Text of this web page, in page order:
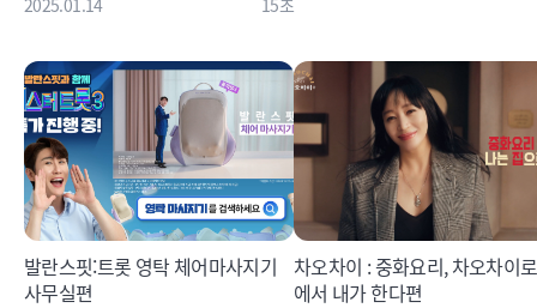
2025.01.14 15초
발란스핏:트롯 영탁 체어마사지기
사무실편
차오차이 : 중화요리, 차오차이
에서 내가 한다편